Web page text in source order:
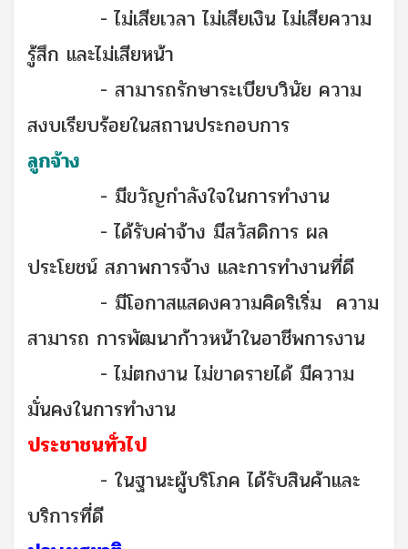
- ไม่เสียเวลา ไม่เสียเงิน ไม่เสียความ
รู้สึก และไม่เสียหน้า
- สามารถรักษาระเบียบวินัย ความ
สงบเรียบร้อยในสถานประกอบการ
ลูกจ้าง
- มีขวัญกำลังใจในการทำงาน
- ได้รับค่าจ้าง มีสวัสดิการ ผล
ประโยชน์ สภาพการจ้าง และการทำงานที่ดี
- มีโอกาสแสดงความคิดริเริ่ม ความ
สามารถ การพัฒนาก้าวหน้าในอาชีพการงาน
- ไม่ตกงาน ไม่ขาดรายได้ มีความ
มั่นคงในการทำงาน
ประชาชนทั่วไป
- ในฐานะผู้บริโภค ได้รับสินค้าและ
บริการที่ดี